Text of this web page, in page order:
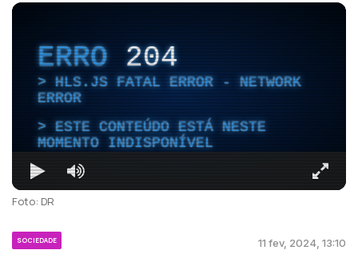
ERRO204
HLS.JS FATAL ERROR - NETWORK
ERROR
ESTE CONTEÚDO ESTÁ NESTE
MOMENTO INDISPONÍVEL
Foto: DR
SOCIEDADE 11 fev, 2024, 13:10